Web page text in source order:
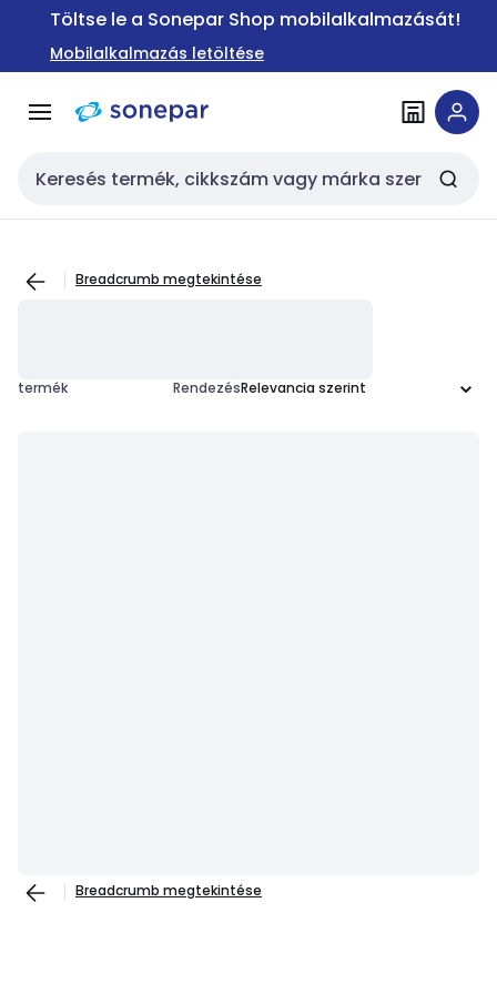
Ugrás a
Ugrás a
tartalomra
Töltse le a Sonepar Shop mobilalkalmazását!
Mobilalkalmazás letöltése
Keresési bemenet
Breadcrumb megtekintése
termék Rendezés
Breadcrumb megtekintése